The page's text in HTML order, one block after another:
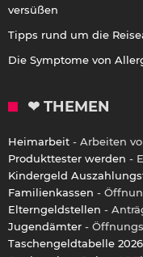
versüßen
Tipps rund um die
Die Symptome von
❤ THEMEN
Heimarbeit - Arbeiten
Produkttester werden -
Kindergeld
Familienkassen -
Elterngeldstellen -
Jugendämter -
Taschengeldtabelle 2026